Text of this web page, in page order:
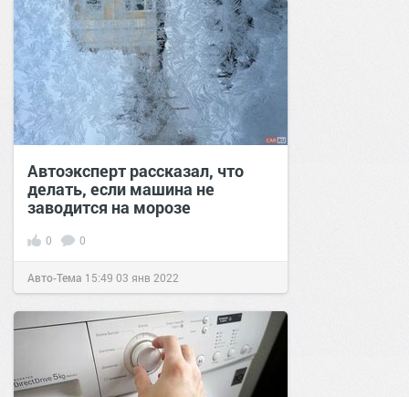
Автоэксперт рассказал, что
делать, если машина не
заводится на морозе
0 0
Авто-Тема 15:49 03 янв 2022